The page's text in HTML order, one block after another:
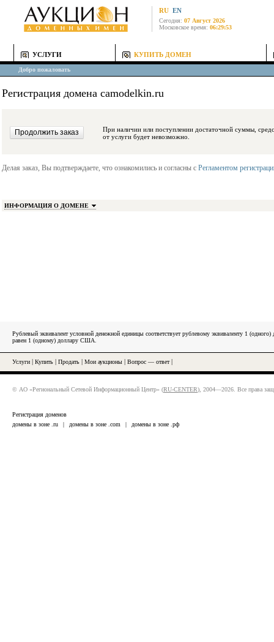
RU EN
Сегодня: 07 Август 2026
Московское время: 06:29:53
УСЛУГИ КУПИТЬ ДОМЕН
Добро пожаловать
Регистрация домена camodelkin.ru
При наличии или поступлении достаточной суммы, средства будут
от услуги будет невозможно.
Делая заказ, Вы подтверждаете, что ознакомились и согласны с Регламентом
ИНФОРМАЦИЯ О ДОМЕНЕ
Рублевый эквивалент условной денежной единицы соответствует рублевому эквиваленту 1
равен 1 (одному) доллару США.
Услуги Купить Продать Мои аукционы Вопрос — ответ|
© АО «Региональный Сетевой Информационный Центр» (RU-CENTER), 2004—2026. Все права
Регистрация доменов
домены в зоне .ru
| домены в зоне .com | домены в зоне .рф